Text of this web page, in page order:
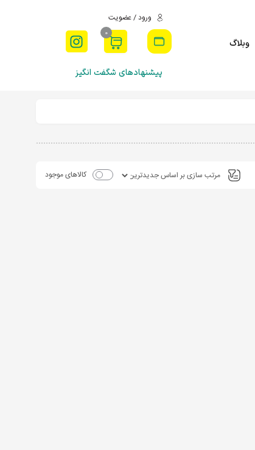
وبلاگ
ورود / عضویت
0
پیشنهادهای شگفت انگیز
کالاهای موجود